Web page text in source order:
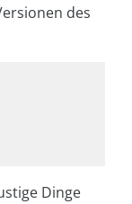
des
Dinge